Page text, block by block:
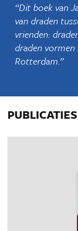
Dit boek van
van draden
vrienden:
draden vormen
Rotterdam.
PUBLICATIES